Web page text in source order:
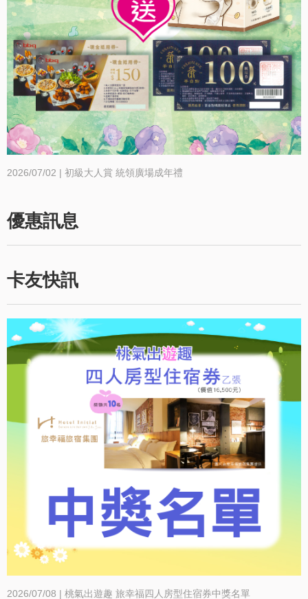
2026/07/02 | 初級大人賞 統領廣場成年禮
優惠訊息
卡友快訊
2026/07/08 | 桃氣出遊趣 旅幸福四人房型住宿券中獎名單